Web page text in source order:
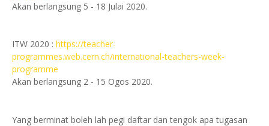
Akan berlangsung 5 - 18 Julai 2020.
ITW 2020 : https://teacher-
programmes.web.cern.ch/international-teachers-week-
programme
Akan berlangsung 2 - 15 Ogos 2020.
Yang berminat boleh lah pegi daftar dan tengok apa tugasan